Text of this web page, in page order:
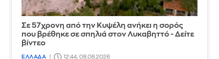
Σε 57χρονη από την Κυψέλη ανήκει η σορός
που βρέθηκε σε σπηλιά στον Λυκαβηττό - Δείτε
βίντεο
ΕΛΛΑΔΑ 12:44, 08.08.2026